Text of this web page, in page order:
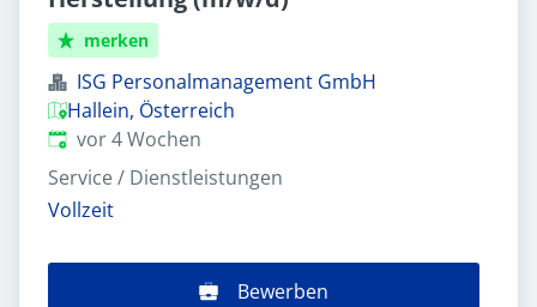
merken
ISG Personalmanagement GmbH
Hallein, Österreich
Veröffentlicht:
vor 4 Wochen
Service / Dienstleistungen
Vollzeit
Bewerben